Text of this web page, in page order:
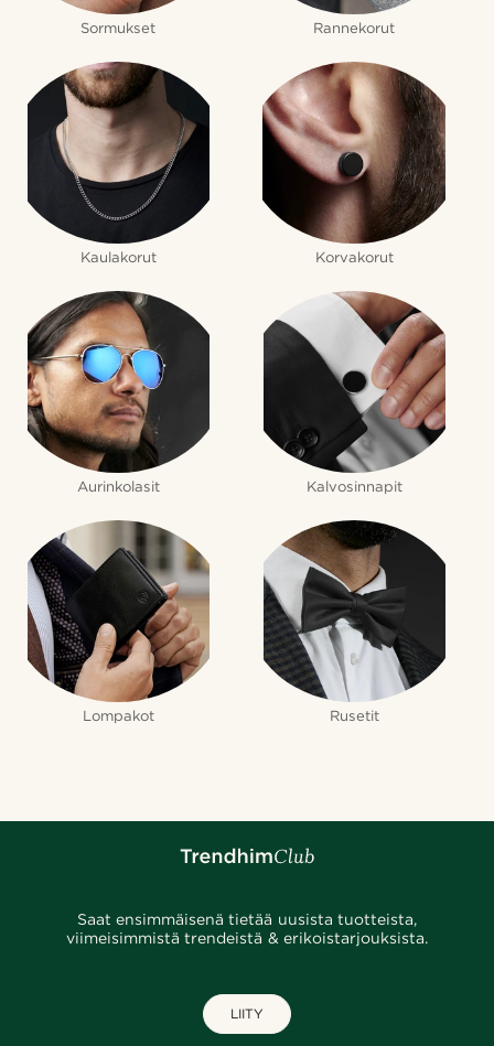
Sormukset Rannekorut
Kaulakorut Korvakorut
Aurinkolasit Kalvosinnapit
Lompakot Rusetit
Saat ensimmäisenä tietää uusista tuotteista,
viimeisimmistä trendeistä & erikoistarjouksista.
LIITY